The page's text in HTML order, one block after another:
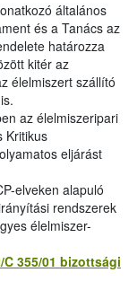
általános
és a Tanács az
határozza
kitér az
élelmiszert szállító
az élelmiszeripari
Kritikus
eljárást
elveken alapuló
rendszerek
élelmiszer-
C 355/01 bizottsági